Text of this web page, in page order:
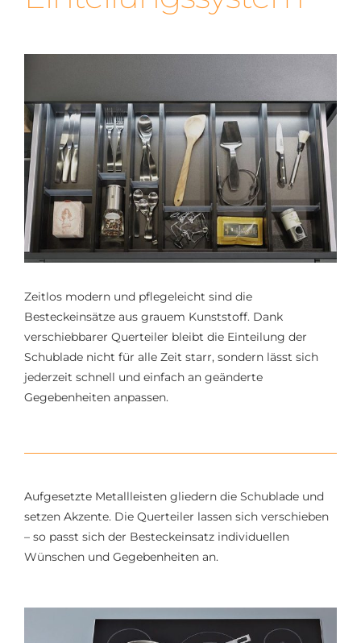
Zeitlos modern und pflegeleicht sind die
Besteckeinsätze aus grauem Kunststoff. Dank
verschiebbarer Querteiler bleibt die Einteilung der
Schublade nicht für alle Zeit starr, sondern lässt sich
jederzeit schnell und einfach an geänderte
Gegebenheiten anpassen.
Aufgesetzte Metallleisten gliedern die Schublade und
setzen Akzente. Die Querteiler lassen sich verschieben
– so passt sich der Besteckeinsatz individuellen
Wünschen und Gegebenheiten an.